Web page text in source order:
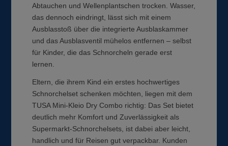
Abtauchen und Wellenplantschen trocken. Wasser,
das dennoch eindringt, lässt sich mit einem
Ausblasstoß über die integrierte Ausblaskammer
und das Ausblasventil mühelos entfernen – selbst
für Kinder, die das Schnorcheln gerade erst
lernen.
Eltern, die ihrem Kind ein erstes hochwertiges
Schnorchelset schenken möchten, liegen mit dem
TUSA Mini-Kleio Dry Combo richtig: Das Set bietet
deutlich mehr Komfort und Zuverlässigkeit als
Supermarkt-Schnorchelsets, ist dabei aber leicht,
handlich und für Reisen gut verpackbar. Kunden